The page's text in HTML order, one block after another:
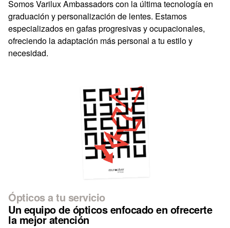
Somos Varilux Ambassadors con la última tecnología en
graduación y personalización de lentes. Estamos
especializados en gafas progresivas y ocupacionales,
ofreciendo la adaptación más personal a tu estilo y
necesidad.
Ópticos a tu servicio
Un equipo de ópticos enfocado en ofrecerte
la mejor atención